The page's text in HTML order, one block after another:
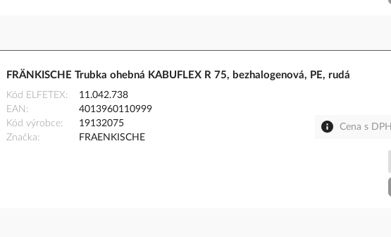
FRÄNKISCHE Trubka ohebná KABUFLEX R 75, bezhalogenová, PE, rudá
Kód ELFETEX
11.042.738
EAN
4013960110999
Kód výrobce
19132075
Značka
FRAENKISCHE
Cena s DPH